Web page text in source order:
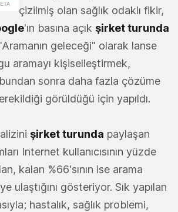
çizilmiş olan sağlık odaklı fikir,
'ın basına açık şirket turunda
geleceği" olarak lanse
aramayı kişiselleştirmek,
sonra daha fazla çözüme
görüldüğü için yapıldı.
şirket turunda paylaşan
Internet kullanıcısının yüzde
kalan %66'sının ise arama
ulaştığını gösteriyor. Sık yapılan
hastalık, sağlık problemi,